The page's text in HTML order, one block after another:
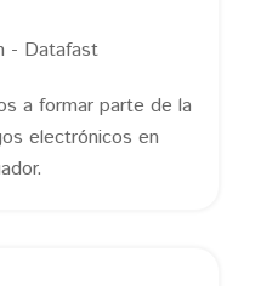
a formar parte de la
electrónicos en